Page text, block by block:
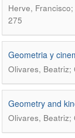
Herve,
275
Geometria y
Olivares, Beatriz;
Geometry and
Olivares, Beatriz;